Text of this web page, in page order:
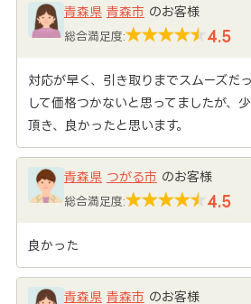
青森県 青森市 のお客様
総合満足度: 4.5
対応が早く、引き取りまでスムーズだ
して価格つかないと思ってましたが、
頂き、良かったと思います。
青森県 つがる市 のお客様
総合満足度: 4.5
良かった
青森県 青森市 のお客様